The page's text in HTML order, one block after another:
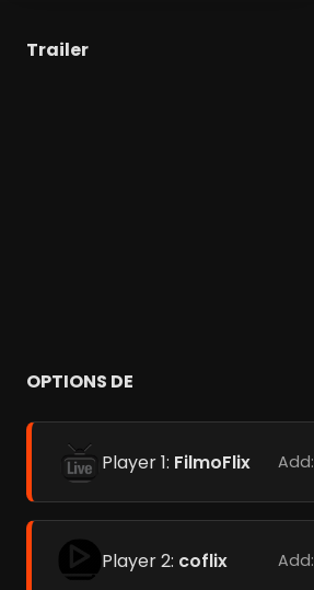
Trailer
OPTIONS DE
Player 1: FilmoFlix Add:
Player 2: coflix Add: